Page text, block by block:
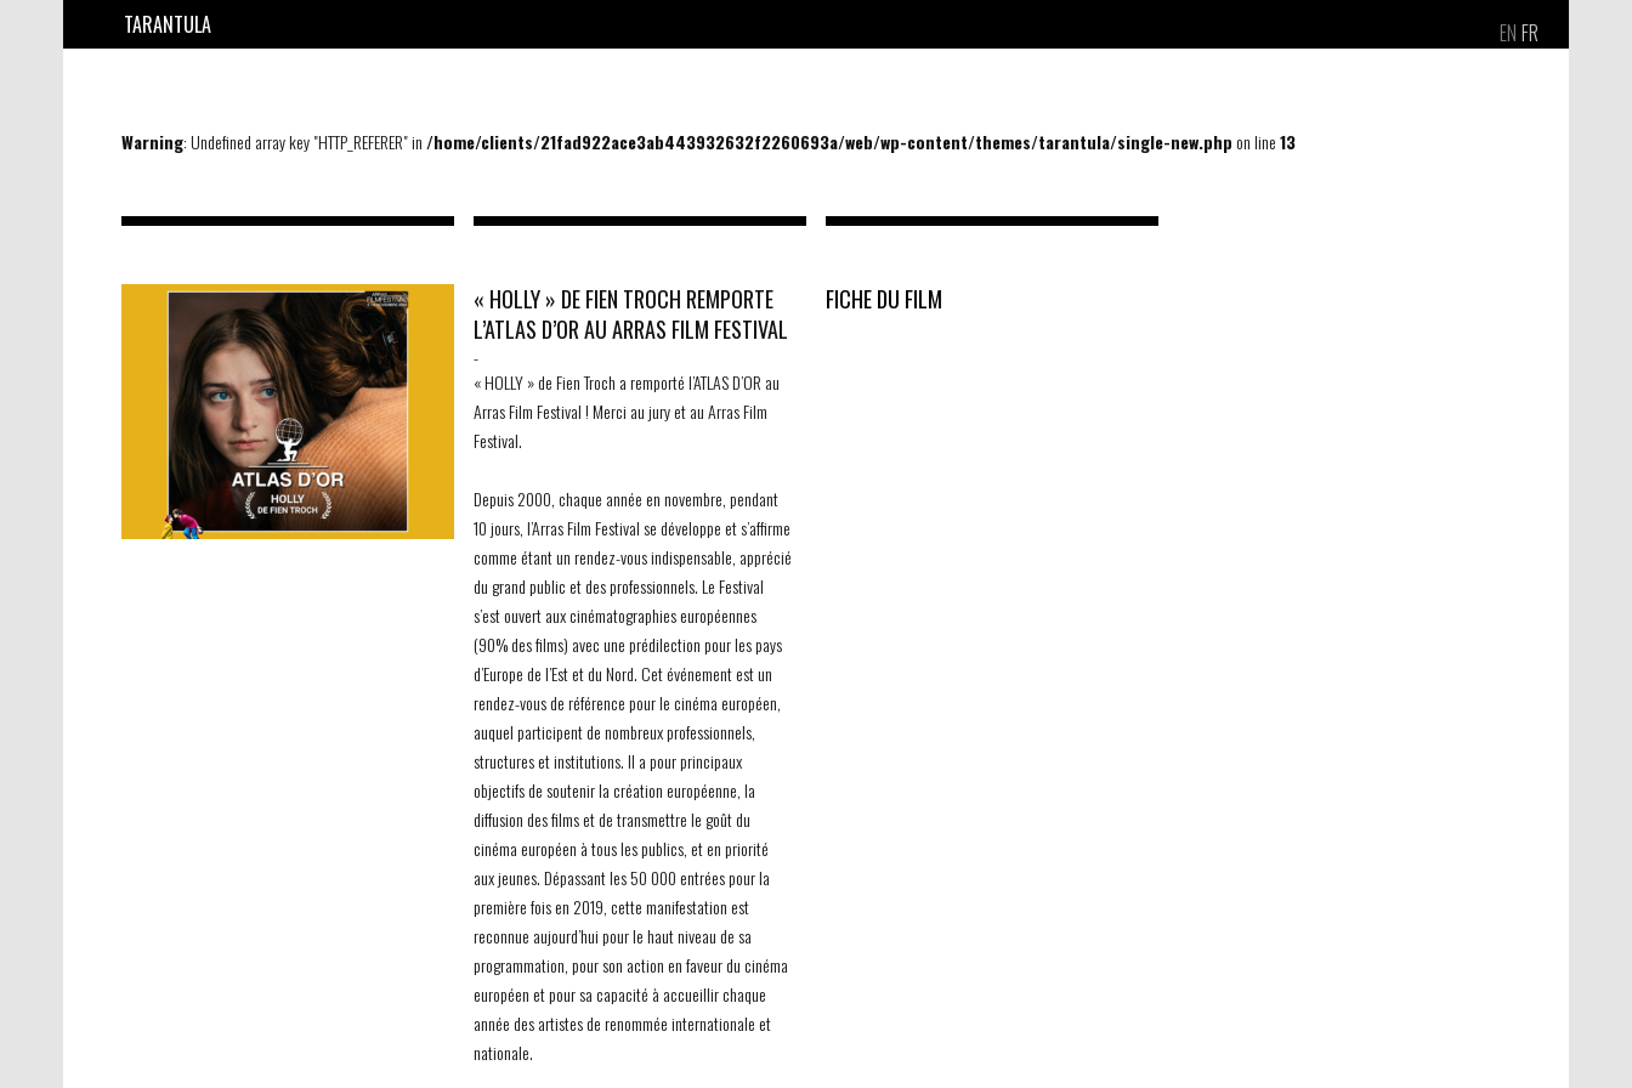
EN FR
TARANTULA
Warning: Undefined array key "HTTP_REFERER" in /home/clients/21fad922ace3ab443932632f2260693a/web/wp-content/themes/tarantula/single-new.phpon line13
« HOLLY » DE FIEN TROCH REMPORTE
L’ATLAS D’OR AU ARRAS FILM FESTIVAL
-
« HOLLY » de Fien Troch a remporté l’ATLAS D’OR au
Arras Film Festival ! Merci au jury et au Arras Film
Festival.
Depuis 2000, chaque année en novembre, pendant
10 jours, l’Arras Film Festival se développe et s’affirme
comme étant un rendez-vous indispensable, apprécié
du grand public et des professionnels. Le Festival
s’est ouvert aux cinématographies européennes
(90% des films) avec une prédilection pour les pays
d’Europe de l’Est et du Nord. Cet événement est un
rendez-vous de référence pour le cinéma européen,
auquel participent de nombreux professionnels,
structures et institutions. Il a pour principaux
objectifs de soutenir la création européenne, la
diffusion des films et de transmettre le goût du
cinéma européen à tous les publics, et en priorité
aux jeunes. Dépassant les 50 000 entrées pour la
première fois en 2019, cette manifestation est
reconnue aujourd’hui pour le haut niveau de sa
programmation, pour son action en faveur du cinéma
européen et pour sa capacité à accueillir chaque
année des artistes de renommée internationale et
nationale.
FICHE DU FILM